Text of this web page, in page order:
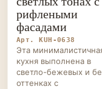
фасадами
Арт. KUH-0638
Эта минималистичная
кухня выполнена в
оттенках с